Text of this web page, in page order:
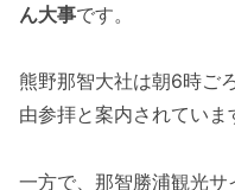
ん大事です。
熊野那智大社は朝6時ご
由参拝と案内されていま
一方で、那智勝浦観光